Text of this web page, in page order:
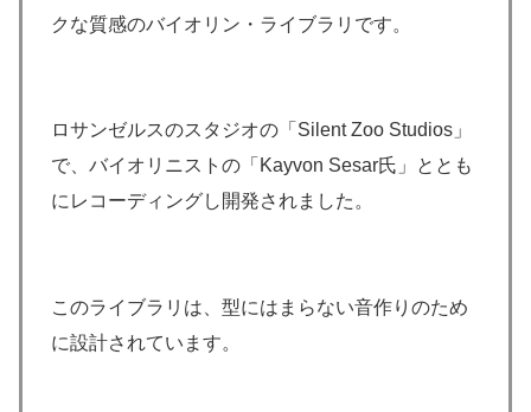
クな質感のバイオリン・ライブラリです。
ロサンゼルスのスタジオの「Silent Zoo Studios」
で、バイオリニストの「Kayvon Sesar氏」ととも
にレコーディングし開発されました。
このライブラリは、型にはまらない音作りのため
に設計されています。